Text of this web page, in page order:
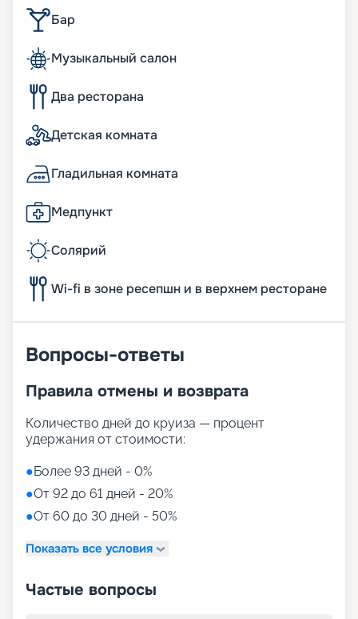
Бар
Музыкальный салон
Два ресторана
Детская комната
Гладильная комната
Медпункт
Солярий
Wi-fi в зоне ресепшн и в верхнем ресторане
Вопросы-ответы
Правила отмены и возврата
Количество дней до круиза — процент
удержания от стоимости:
●Более 93 дней - 0%
●От 92 до 61 дней - 20%
●От 60 до 30 дней - 50%
Показать все условия
Частые вопросы